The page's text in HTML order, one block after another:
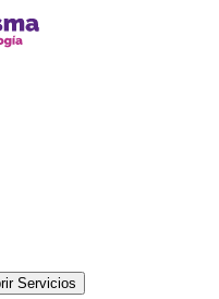
Servicios